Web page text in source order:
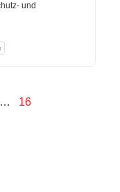
und
… 16